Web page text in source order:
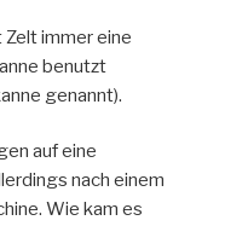
Zelt immer eine
benutzt
genannt).
auf eine
nach einem
Wie kam es